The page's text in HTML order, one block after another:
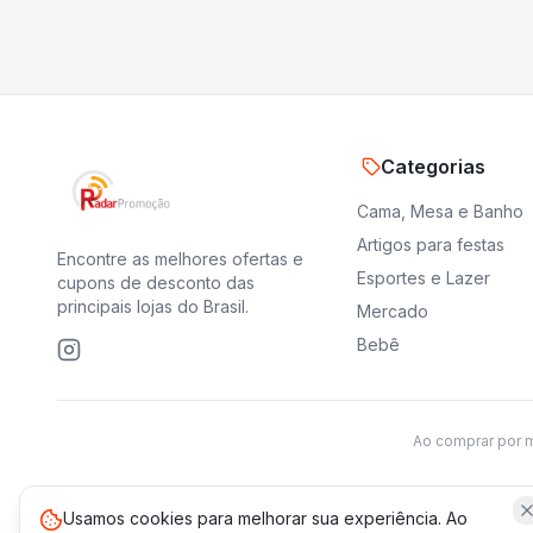
Encontre as melhores ofertas e
cupons de desconto das
principais lojas do Brasil.
Categorias
Cama, Mesa e Banho
Artigos para festas
Esportes e Lazer
Mercado
Bebê
Ao comprar por
Usamos cookies para melhorar sua experiência. Ao